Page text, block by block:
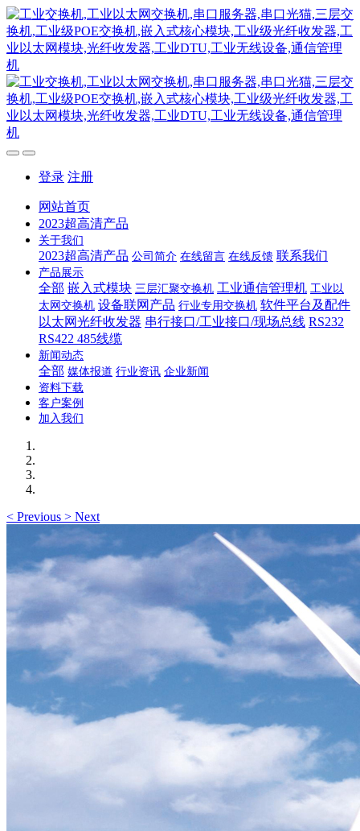
登录 注册
网站首页
2023超高清产品
关于我们
2023超高清产品 公司简介 在线留言 在线反馈 联系我们
产品展示
全部 嵌入式模块 三层汇聚交换机 工业通信管理机 工业以
太网交换机 设备联网产品 行业专用交换机 软件平台及配件
以太网光纤收发器 串行接口/工业接口/现场总线 RS232
RS422 485线缆
新闻动态
全部 媒体报道 行业资讯 企业新闻
资料下载
客户案例
加入我们
< Previous > Next